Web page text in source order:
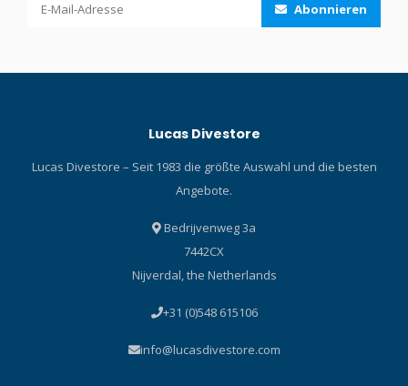
Abonnieren
Lucas Divestore
Lucas Divestore – Seit 1983 die größte Auswahl und die besten
Angebote.
Bedrijvenweg 3a
7442CX
Nijverdal, the Netherlands
+31 (0)548 615106
info@lucasdivestore.com